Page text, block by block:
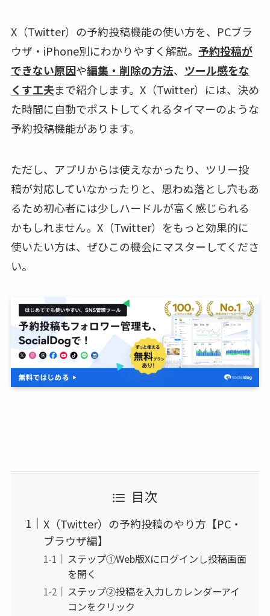
X（Twitter）の予約投稿機能の使い方を、PCブラ
ウザ・iPhone別にわかりやすく解説。 予約投稿が
できない原因や編集・削除の方法、 ツール感をな
くす工夫まで紹介します。X（Twitter）には、決め
た時間に自動でポストしてくれるタイマーのような
予約投稿機能があります。
ただし、アプリからは使えなかったり、ツリー投
稿が対応していなかったりと、思わぬ落とし穴もあ
るため初心者には少しハードルが高く感じられる
かもしれません。X（Twitter）をもっと効果的に
使いたい方は、ぜひこの機会にマスターしてくださ
い。
目次
X（Twitter）の予約投稿のやり方【PC・
ブラウザ編】
ステップ①Web版Xにログインし投稿画面
を開く
ステップ②投稿を入力しカレンダーアイ
コンをクリック